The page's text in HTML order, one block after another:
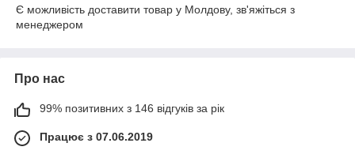
Є можливість доставити товар у Молдову, зв'яжіться з
менеджером
Про нас
99% позитивних з 146 відгуків за рік
Працює з 07.06.2019